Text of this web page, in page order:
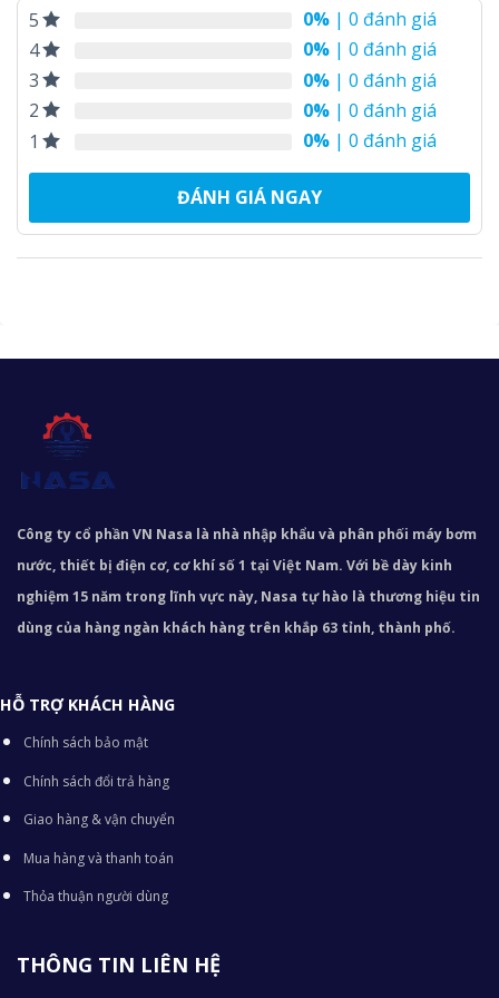
5 0% | 0 đánh giá
4
0% | 0 đánh giá
3
0% | 0 đánh giá
2
0% | 0 đánh giá
1
0% | 0 đánh giá
ĐÁNH GIÁ NGAY
Công ty cổ phần VN Nasa là nhà nhập khẩu và phân phối máy bơm
nước, thiết bị điện cơ, cơ khí số 1 tại Việt Nam. Với bề dày kinh
nghiệm 15 năm trong lĩnh vực này, Nasa tự hào là thương hiệu tin
dùng của hàng ngàn khách hàng trên khắp 63 tỉnh, thành phố.
HỖ TRỢ KHÁCH HÀNG
Chính sách bảo mật
Chính sách đổi trả hàng
Giao hàng & vận chuyển
Mua hàng và thanh toán
Thỏa thuận người dùng
THÔNG TIN LIÊN HỆ